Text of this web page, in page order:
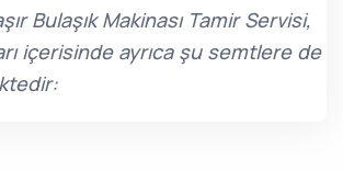
Bulaşık Makinası Tamir Servisi,
içerisinde ayrıca şu semtlere de